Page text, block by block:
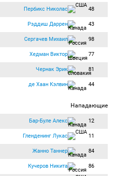
Пербикс Николас 48
Рэддиш Даррен 43
Сергачев Михаил 98
Хедман Виктор 77
Чернак Эрик 81
де Хаан Кэлвин 44
Нападающие
Бар-Буле Алекс 12
Гленденинг Лукас 11
Жанно Таннер 84
Кучеров Никита 86